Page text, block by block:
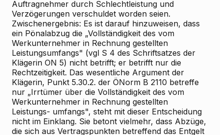
Auftragnehmer durch Schlechtleistung und
Verzögerungen verschuldet worden seien.
Zwischenergebnis: Es ist darauf hinzuweisen, dass
ein Pönalabzug die „Vollständigkeit des vom
Werkunternehmer in Rechnung gestellten
Leistungsumfangs" (vgl S 4 des Schriftsatzes der
Klägerin ON 5) nicht betrifft; er betrifft nur die
Rechtzeitigkeit. Das wesentliche Argument der
Klägerin, Punkt 5.30.2. der ÖNorm B 2110 betreffe
nur „Irrtümer über die Vollständigkeit des vom
Werkunternehmer in Rechnung gestellten
Leistungs- umfangs", steht mit dieser Entscheidung
nicht im Einklang. Sie betont vielmehr, dass Abzüge,
die sich aus Vertragspunkten betreffend das Entgelt